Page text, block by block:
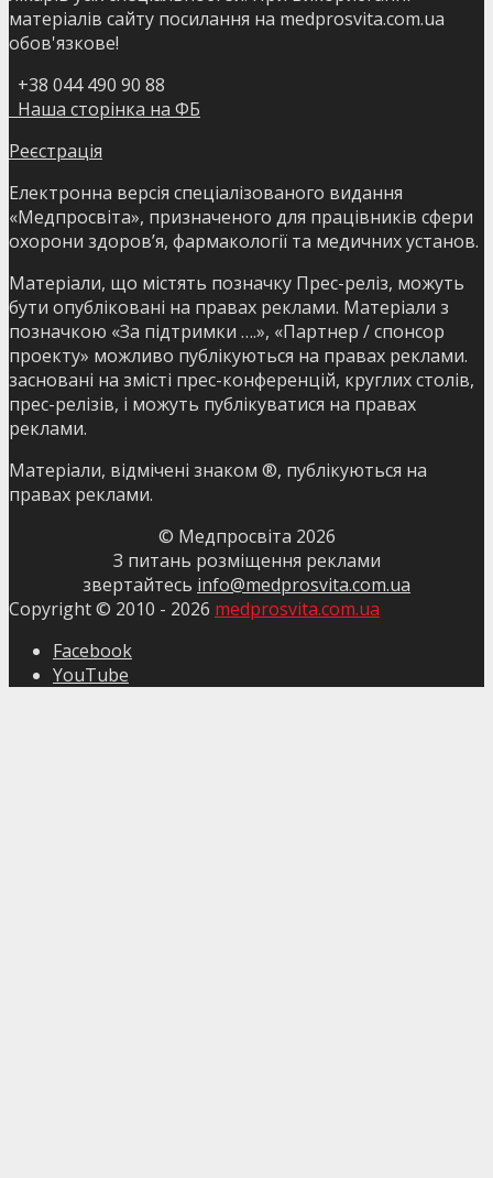
матеріалів сайту посилання на medprosvita.com.ua
обов'язкове!
+38 044 490 90 88
Наша сторінка на ФБ
Реєстрація
Електронна версія спеціалізованого видання
«Медпросвіта», призначеного для працівників сфери
охорони здоров’я, фармакології та медичних установ.
Матеріали, що містять позначку Прес-реліз, можуть
бути опубліковані на правах реклами. Матеріали з
позначкою «За підтримки ….», «Партнер / спонсор
проекту» можливо публікуються на правах реклами.
засновані на змісті прес-конференцій, круглих столів,
прес-релізів, і можуть публікуватися на правах
реклами.
Матеріали, відмічені знаком ®, публікуються на
правах реклами.
© Медпросвіта 2026
З питань розміщення реклами
звертайтесь info@medprosvita.com.ua
Copyright © 2010 - 2026 medprosvita.com.ua
Facebook
YouTube